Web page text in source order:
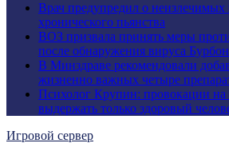
Врач предупредил о неизлечимых
хронического пьянства
ВОЗ призвала принять меры
после обнаружения вируса
В Минздраве рекомендовали
жизненно важных четыре
Психолог Крупин: провокации на
выдержать только здоровый
Игровой сервер